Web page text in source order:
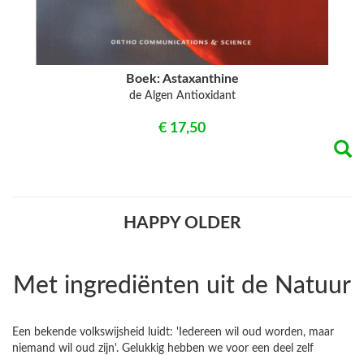
Boek: Astaxanthine
de Algen Antioxidant
€ 17,50
HAPPY OLDER
Met ingrediënten uit de Natuur
Een bekende volkswijsheid luidt: 'Iedereen wil oud worden, maar
niemand wil oud zijn'. Gelukkig hebben we voor een deel zelf